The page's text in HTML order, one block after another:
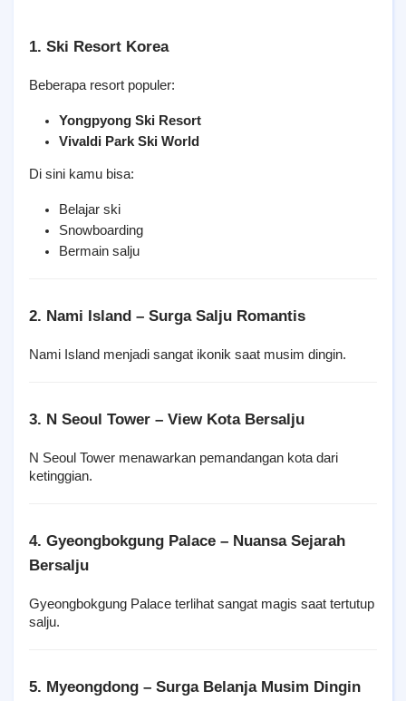
1. Ski Resort Korea
Beberapa resort populer:
Yongpyong Ski Resort
Vivaldi Park Ski World
Di sini kamu bisa:
Belajar ski
Snowboarding
Bermain salju
2. Nami Island – Surga Salju Romantis
Nami Island menjadi sangat ikonik saat musim dingin.
3. N Seoul Tower – View Kota Bersalju
N Seoul Tower menawarkan pemandangan kota dari
ketinggian.
4. Gyeongbokgung Palace – Nuansa Sejarah
Bersalju
Gyeongbokgung Palace terlihat sangat magis saat tertutup
salju.
5. Myeongdong – Surga Belanja Musim Dingin